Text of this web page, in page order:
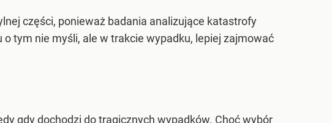
części, ponieważ badania analizujące katastrofy
o tym nie myśli, ale w trakcie wypadku, lepiej zajmować
gdy dochodzi do tragicznych wypadków. Choć wybór